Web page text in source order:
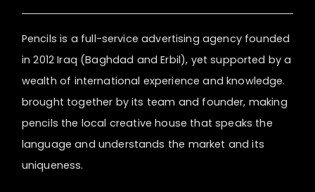
Pencils is a full-service advertising agency founded
in 2012 Iraq (Baghdad and Erbil), yet supported by a
wealth of international experience and knowledge.
brought together by its team and founder, making
pencils the local creative house that speaks the
language and understands the market and its
uniqueness.